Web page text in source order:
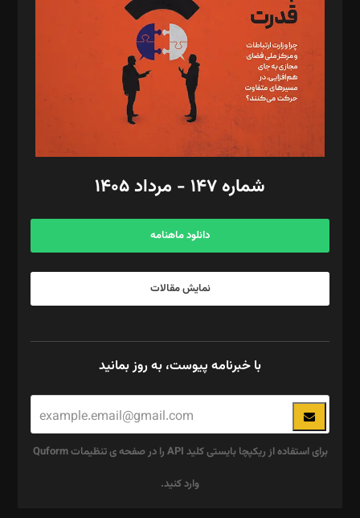
رستمی،مصطفی باستان
ویرایش: نگار استاد‌‌آقا
طراح یونیفرم: مجید توکلی
فیلمبرداری و عکاسی: امیر شفیعی، مانی لطفی زاده
گرافیک و صفحه‌آرایی: سید‌سبحان‌علی ثابت
مد‌یر توسعه تجاری: کامبیز برید‌
امور مالی: شاپور رهبری، محمد‌ کاظمی‌نیا
آگهی و مشترکین: ۰۹۱۹۹۹۹۰۴۵۴
شماره ۱۴۷ - مرداد ۱۴۰۵
دانلود ماهنامه
نمایش مقالات
با خبرنامه پیوست، به روز بمانید
برای استفاده از ریکپچا بایستی کلید API را در صفحه ی تنظیمات Quform
وارد کنید.